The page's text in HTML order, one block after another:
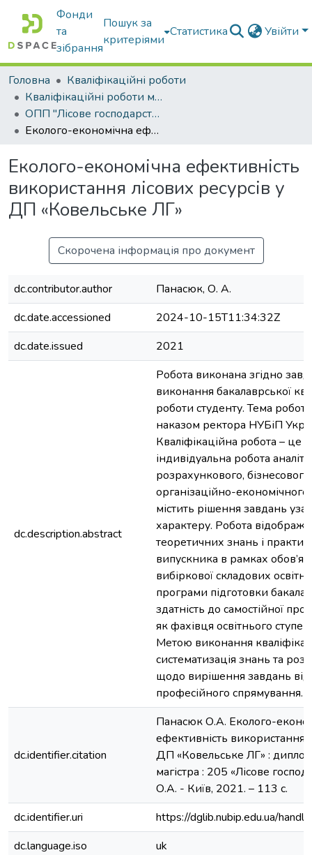
Фонди
та
зібрання
Пошук за
критеріями
Статистика Увійти
Головна
Кваліфікаційні роботи
Кваліфікаційні роботи магістрів
ОПП "Лісове господарство"
Еколого-економічна ефективність використання лісових ресурсів у ДП «Ковельське ЛГ»
Еколого-економічна ефективність
використання лісових ресурсів у
ДП «Ковельське ЛГ»
Скорочена інформація про документ
dc.contributor.author
Панасюк, О. А.
dc.date.accessioned
2024-10-15T11:34:32Z
dc.date.issued
2021
dc.description.abstract
Робота виконана згідно
виконання бакалаврської
роботи студенту. Тема
наказом ректора НУБіП
Кваліфікаційна робота – це
індивідуальна робота
розрахункового,
організаційно-
містить рішення завдань
характеру. Робота
теоретичних знань і
випускника в рамках
вибіркової складових
програми підготовки
здатність до самостійної
як фахівця освітнього
Метою виконання
систематизація знань та
щодо вирішення завдань
професійного спрямування.
dc.identifier.citation
Панасюк О.А. Еколого-
ефективність використання
ДП «Ковельське ЛГ» :
магістра : 205 «Лісове
О.А. - Київ, 2021. – 113 с.
dc.identifier.uri
https://dglib.nubip.edu.ua/
dc.language.iso
uk